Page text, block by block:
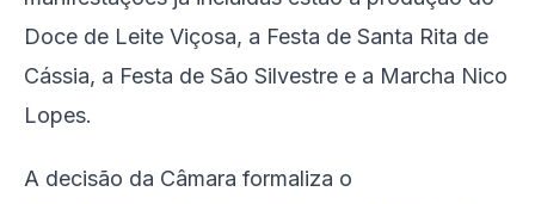
Doce de Leite Viçosa, a Festa de Santa Rita de
Cássia, a Festa de São Silvestre e a Marcha Nico
Lopes.
A decisão da Câmara formaliza o